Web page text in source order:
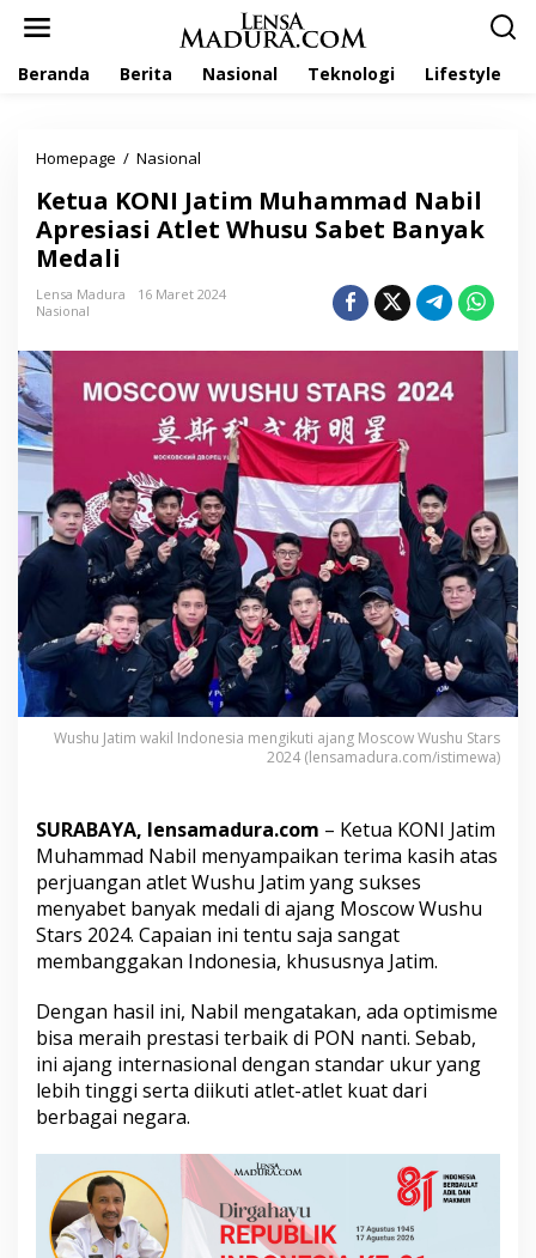
Beranda Berita Nasional Teknologi Lifestyle
Homepage / Nasional
t
u
a
O
J
i
m
M
h
a
m
m
a
d
N
a
b
i
l
A
s
i
a
s
i
A
t
t
W
h
u
S
e
Ketua KONI Jatim Muhammad Nabil
Apresiasi Atlet Whusu Sabet Banyak
Medali
Lensa Madura
16 Maret 2024
Nasional
Wushu Jatim wakil Indonesia mengikuti ajang Moscow Wushu Stars
2024 (lensamadura.com/istimewa)
SURABAYA, lensamadura.com – Ketua KONI Jatim
Muhammad Nabil menyampaikan terima kasih atas
perjuangan atlet Wushu Jatim yang sukses
menyabet banyak medali di ajang Moscow Wushu
Stars 2024. Capaian ini tentu saja sangat
membanggakan Indonesia, khususnya Jatim.
Dengan hasil ini, Nabil mengatakan, ada optimisme
bisa meraih prestasi terbaik di PON nanti. Sebab,
ini ajang internasional dengan standar ukur yang
lebih tinggi serta diikuti atlet-atlet kuat dari
berbagai negara.